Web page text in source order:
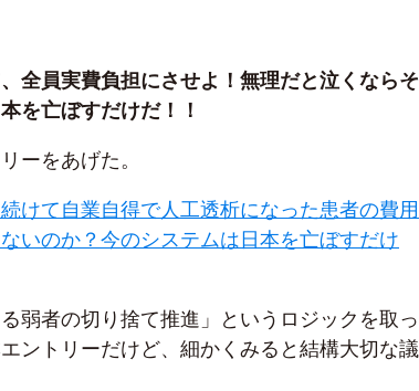
全員実費負担にさせよ！無理だと泣くならそ
を亡ぼすだけだ！！
ーをあげた。
けて自業自得で人工透析になった患者の費用
いのか？今のシステムは日本を亡ぼすだけ
弱者の切り捨て推進」というロジックを取っ
ントリーだけど、細かくみると結構大切な議